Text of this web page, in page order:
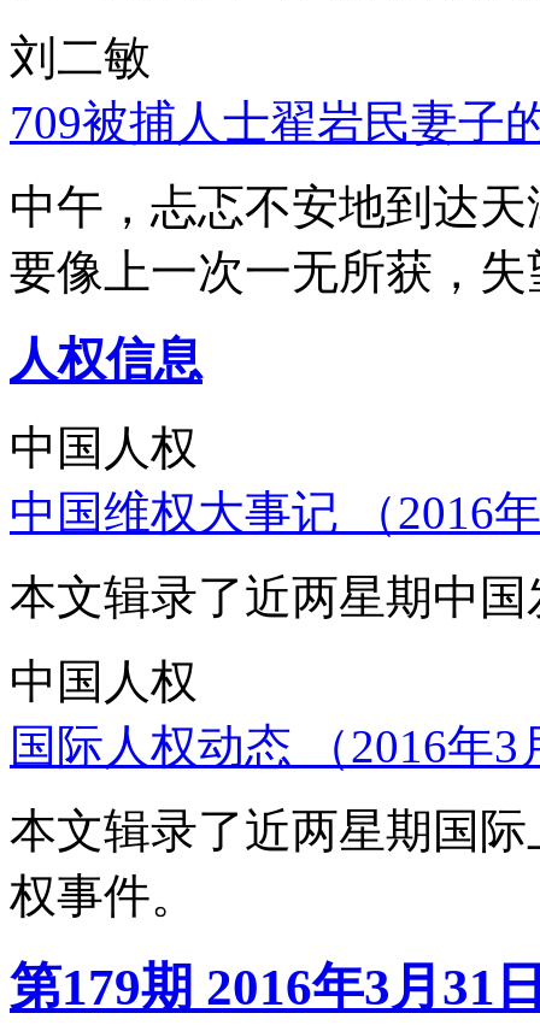
刘二敏
709被捕人士翟岩民妻子
中午，忐忑不安地到达
要像上一次一无所获，
人权信息
中国人权
中国维权大事记 （2016
本文辑录了近两星期中
中国人权
国际人权动态 （2016年
本文辑录了近两星期国
权事件。
第179期 2016年3月31